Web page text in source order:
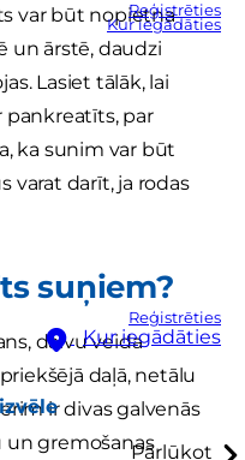
Reģistrēties
Kur iegādāties
Reģistrēties
Kur iegādāties
Pārlūkot
var būt nopietna
un ārstē, daudzi
Lasiet tālāk, lai
pankreatīts, par
ka sunim var būt
varat darīt, ja rodas
suņiem?
daivu veida
daļā, netālu
ir divas galvenās
un gremošanas